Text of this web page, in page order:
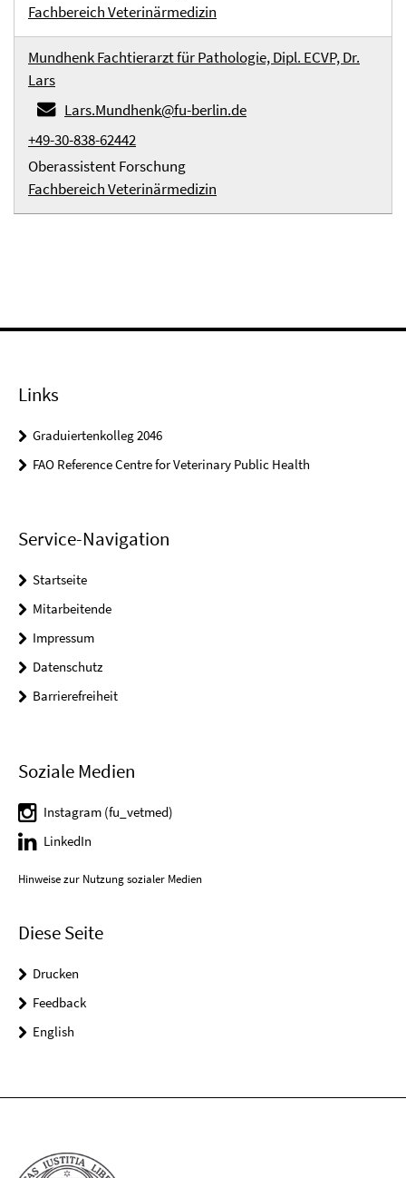
Fachbereich Veterinärmedizin
Mundhenk Fachtierarzt für Pathologie, Dipl. ECVP, Dr.
Lars
Lars.Mundhenk@fu-berlin.de
+49-30-838-62442
Oberassistent Forschung
Fachbereich Veterinärmedizin
Links
Graduiertenkolleg 2046
FAO Reference Centre for Veterinary Public Health
Service-Navigation
Startseite
Mitarbeitende
Impressum
Datenschutz
Barrierefreiheit
Soziale Medien
Instagram (fu_vetmed)
LinkedIn
Hinweise zur Nutzung sozialer Medien
Diese Seite
Drucken
Feedback
English